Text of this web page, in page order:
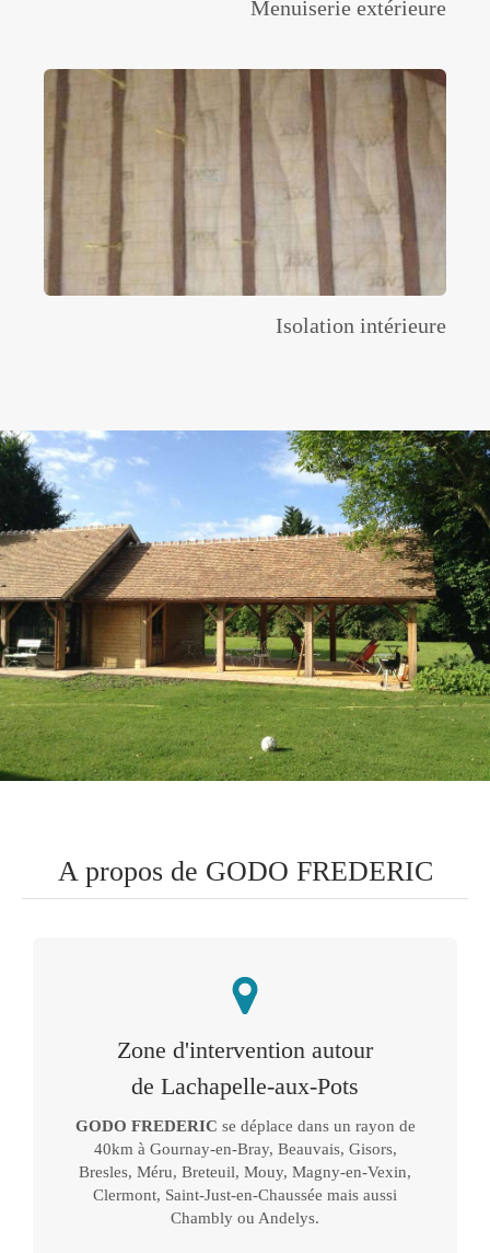
Menuiserie extérieure
Isolation intérieure
A propos de GODO FREDERIC
Zone d'intervention autour
de Lachapelle-aux-Pots
GODO FREDERIC se déplace dans un rayon de
40km à Gournay-en-Bray, Beauvais, Gisors,
Bresles, Méru, Breteuil, Mouy, Magny-en-Vexin,
Clermont, Saint-Just-en-Chaussée mais aussi
Chambly ou Andelys.